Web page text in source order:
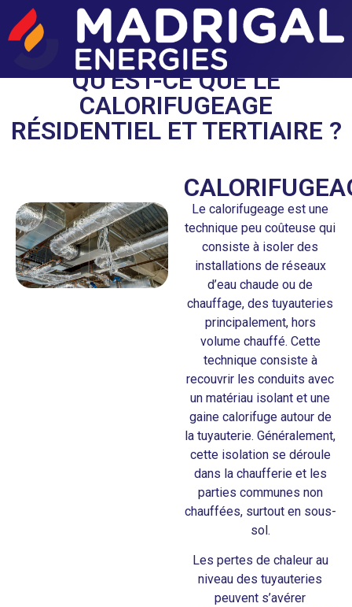
QU’EST-CE QUE LE
CALORIFUGEAGE
RÉSIDENTIEL ET TERTIAIRE ?
Le calorifugeage est une
technique peu coûteuse qui
consiste à isoler des
installations de réseaux
d’eau chaude ou de
chauffage, des tuyauteries
principalement, hors
volume chauffé. Cette
technique consiste à
recouvrir les conduits avec
un matériau isolant et une
gaine calorifuge autour de
la tuyauterie. Généralement,
cette isolation se déroule
dans la chaufferie et les
parties communes non
chauffées, surtout en sous-
sol.
Les pertes de chaleur au
niveau des tuyauteries
peuvent s’avérer